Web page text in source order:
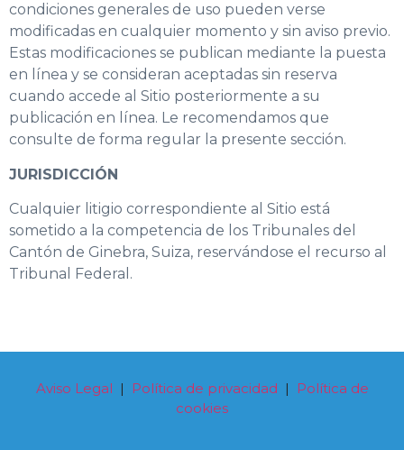
condiciones generales de uso pueden verse
modificadas en cualquier momento y sin aviso previo.
Estas modificaciones se publican mediante la puesta
en línea y se consideran aceptadas sin reserva
cuando accede al Sitio posteriormente a su
publicación en línea. Le recomendamos que
consulte de forma regular la presente sección.
JURISDICCIÓN
Cualquier litigio correspondiente al Sitio está
sometido a la competencia de los Tribunales del
Cantón de Ginebra, Suiza, reservándose el recurso al
Tribunal Federal.
Aviso Legal | Política de privacidad |
Política de
cookies